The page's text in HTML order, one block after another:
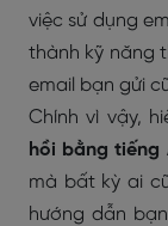
việc sử dụng
thành kỹ năng
email bạn gửi
Chính vì vậy,
hồi bằng tiếng
mà bất kỳ ai
hướng dẫn